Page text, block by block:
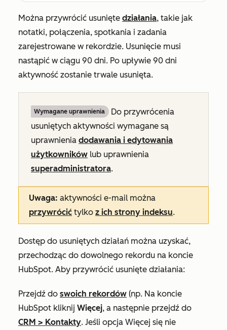
Można przywrócić usunięte działania, takie jak
notatki, połączenia, spotkania i zadania
zarejestrowane w rekordzie. Usunięcie musi
nastąpić w ciągu 90 dni. Po upływie 90 dni
aktywność zostanie trwale usunięta.
Wymagane uprawnienia
Do przywrócenia
usuniętych aktywności wymagane są
uprawnienia dodawania i edytowania
użytkowników lub uprawnienia
superadministratora.
Uwaga: aktywności e-mail można
przywrócić tylko z ich strony indeksu.
Dostęp do usuniętych działań można uzyskać,
przechodząc do dowolnego rekordu na koncie
HubSpot. Aby przywrócić usunięte działania:
Przejdź do swoich rekordów (np. Na koncie
HubSpot kliknij Więcej, a następnie przejdź do
CRM > Kontakty. Jeśli opcja Więcej się nie